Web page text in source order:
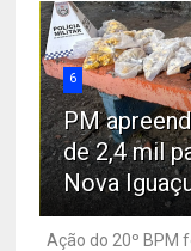
6
PM
de 2,4 mil
Nova
Ação do 20º BPM